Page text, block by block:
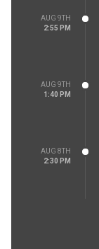
AUG 9TH
2:55 PM
AUG 9TH
1:40 PM
AUG 8TH
2:30 PM